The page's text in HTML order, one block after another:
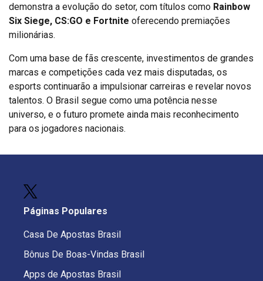
demonstra a evolução do setor, com títulos como Rainbow
Six Siege, CS:GO e Fortnite oferecendo premiações
milionárias.
Com uma base de fãs crescente, investimentos de grandes
marcas e competições cada vez mais disputadas, os
esports continuarão a impulsionar carreiras e revelar novos
talentos. O Brasil segue como uma potência nesse
universo, e o futuro promete ainda mais reconhecimento
para os jogadores nacionais.
Páginas Populares
Casa De Apostas Brasil
Bônus De Boas-Vindas Brasil
Apps de Apostas Brasil